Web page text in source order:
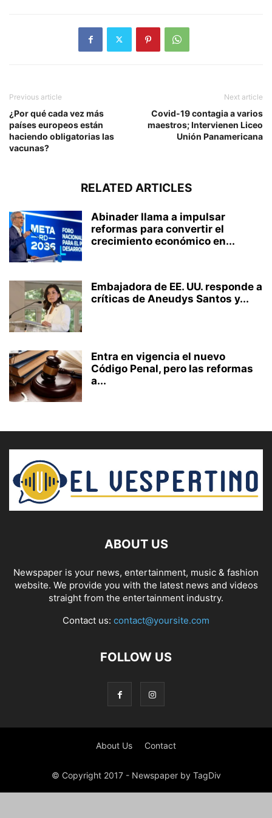
Previous article
¿Por qué cada vez más
países europeos están
haciendo obligatorias las
vacunas?
Next article
Covid-19 contagia a varios
maestros; Intervienen Liceo
Unión Panamericana
RELATED ARTICLES
Abinader llama a impulsar
reformas para convertir el
crecimiento económico en...
Embajadora de EE. UU. responde a
críticas de Aneudys Santos y...
Entra en vigencia el nuevo
Código Penal, pero las reformas
a...
ABOUT US
Newspaper is your news, entertainment, music & fashion
website. We provide you with the latest news and videos
straight from the entertainment industry.
Contact us: contact@yoursite.com
FOLLOW US
About Us Contact
© Copyright 2017 - Newspaper by TagDiv